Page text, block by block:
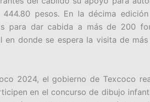
pesos. En la décima
para dar cabida a más de 200
en donde se espera la visita de
2024, el gobierno de Texcoco
en el concurso de dibujo